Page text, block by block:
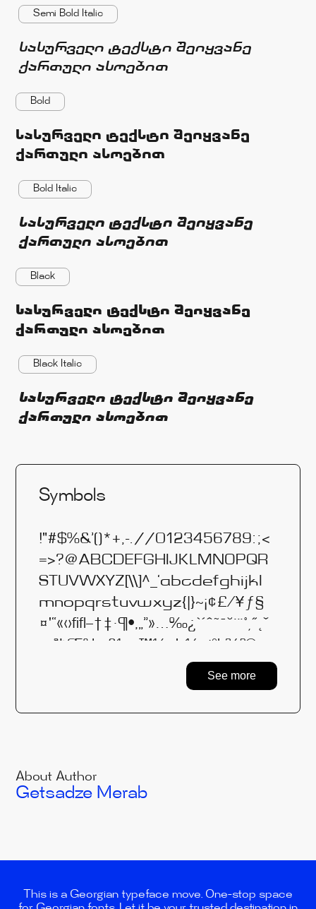
Semi Bold Italic
სასურველი ტექსტი შეიყვანე
ქართული ასოებით
Bold
სასურველი ტექსტი შეიყვანე
ქართული ასოებით
Bold Italic
სასურველი ტექსტი შეიყვანე
ქართული ასოებით
Black
სასურველი ტექსტი შეიყვანე
ქართული ასოებით
Black Italic
სასურველი ტექსტი შეიყვანე
ქართული ასოებით
Symbols
!"#$%&’()*+,-.//0123456789:;<
=>?@ABCDEFGHIJKLMNOPQR
STUVWXYZ[\\]^_‘abcdefghijkl
mnopqrstuvwxyz{|}~¡¢£⁄¥ƒ§
¤'“«‹›ﬁﬂ–†‡·¶•‚„”»…‰¿`´ˆ˜¯˘˙¨˚¸˝˛ˇ
—ªŁŒºıłœß¹¬µ™½±Þ¼÷¦°þ¾²®−×
³©ŠŸŽšÿž∆Ωμπ€ℓ℮∂∏∑∙√∞∫≈≠≤
≥◊ ­ˉΩ∕აბგდევზთიკლმნოპ
øùúûüýĹĆÇČĂĘĚĎĐŃŇŐŘŮŰŕ
ăĺćčęěďđńňőřůűŹŤŚŞĄśťźąş
See more
About Author
Getsadze Merab
This is a Georgian typeface move. One-stop space